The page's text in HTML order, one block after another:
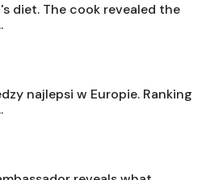
diet. The cook revealed the
najlepsi w Europie. Ranking